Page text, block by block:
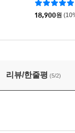
18,900원
리뷰/한줄평 (5/2)